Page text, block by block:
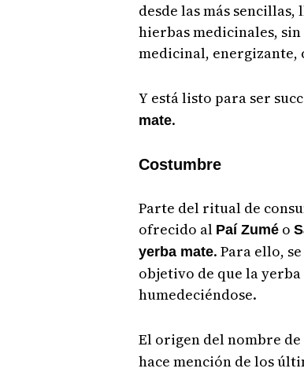
desde las más
hierbas medicinales,
medicinal, energizante,
Y está listo para ser
mate.
Costumbre
Parte del ritual de
ofrecido al Paí Zuméo
yerba mate. Para ello,
objetivo de que la
humedeciéndose.
El origen del nombre de
hace mención de los